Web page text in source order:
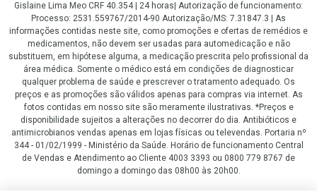
Gislaine Lima Meo CRF 40.354 | 24 horas| Autorização de funcionamento:
Processo: 2531.559767/2014-90 Autorização/MS: 7.31847.3 | As
informações contidas neste site, como promoções e ofertas de remédios e
medicamentos, não devem ser usadas para automedicação e não
substituem, em hipótese alguma, a medicação prescrita pelo profissional da
área médica. Somente o médico está em condições de diagnosticar
qualquer problema de saúde e prescrever o tratamento adequado. Os
preços e as promoções são válidos apenas para compras via internet. As
fotos contidas em nosso site são meramente ilustrativas. *Preços e
disponibilidade sujeitos a alterações no decorrer do dia. Antibióticos e
antimicrobianos vendas apenas em lojas físicas ou televendas. Portaria nº
344 - 01/02/1999 - Ministério da Saúde. Horário de funcionamento Central
de Vendas e Atendimento ao Cliente 4003 3393 ou 0800 779 8767 de
domingo a domingo das 08h00 às 20h00.